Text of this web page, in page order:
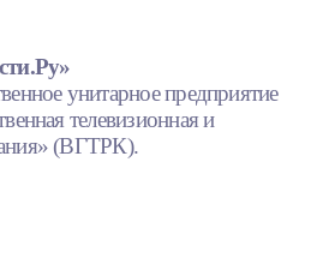
унитарное предприятие
телевизионная и
(ВГТРК).